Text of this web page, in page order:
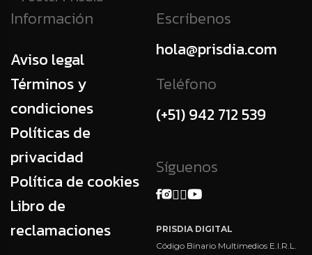
Información
Aviso legal
Términos y
condiciones
Políticas de
privacidad
Política de cookies
Libro de
reclamaciones
Escríbenos
hola@prisdia.com
Teléfono
(+51) 942 712 539
Síguenos
PRISDIA DIGITAL
Código Binario Multimedios E.I.R.L.